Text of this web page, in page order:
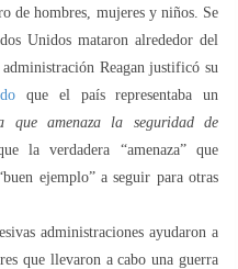
de hombres, mujeres y niños. Se
Unidos mataron alrededor del
Reagan justificó su
que el país representaba un
que amenaza la seguridad de
la verdadera “amenaza” que
ejemplo” a seguir para otras
administraciones ayudaron a
que llevaron a cabo una guerra